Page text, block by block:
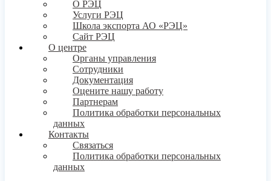
О РЭЦ
Услуги РЭЦ
Школа экспорта АО «РЭЦ»
Сайт РЭЦ
О центре
Органы управления
Сотрудники
Документация
Оцените нашу работу
Партнерам
Политика обработки персональных
данных
Контакты
Связаться
Политика обработки персональных
данных